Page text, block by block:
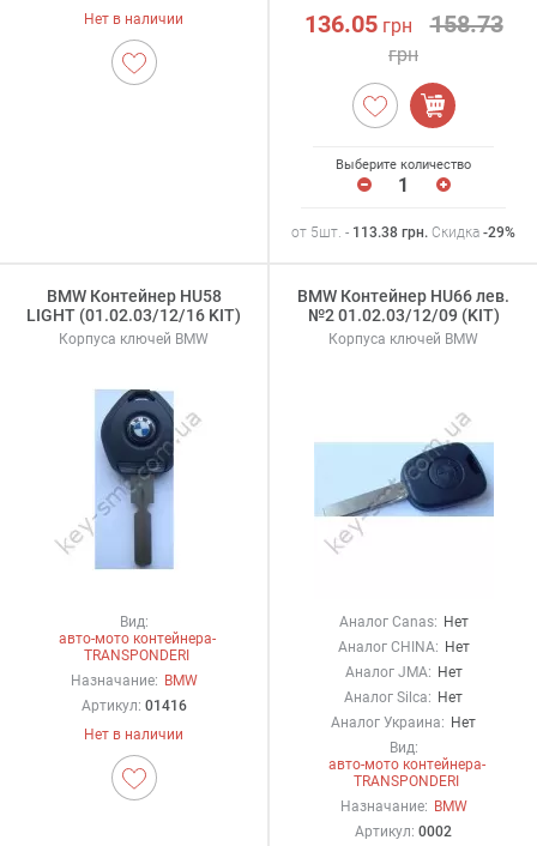
Нет в наличии
136.05грн 158.73
грн
Выберите количество
от 5шт. - 113.38 грн. Скидка -29%
BMW Контейнер HU58
LIGHT (01.02.03/12/16 KIT)
Корпуса ключей BMW
Вид:
авто-мото контейнера-
TRANSPONDERI
Назначание: BMW
Артикул: 01416
Нет в наличии
BMW Контейнер HU66 лев.
№2 01.02.03/12/09 (KIT)
Корпуса ключей BMW
Аналог Canas: Нет
Аналог CHINA: Нет
Аналог JMA: Нет
Аналог Silca: Нет
Аналог Украина: Нет
Вид:
авто-мото контейнера-
TRANSPONDERI
Назначание: BMW
Артикул: 0002